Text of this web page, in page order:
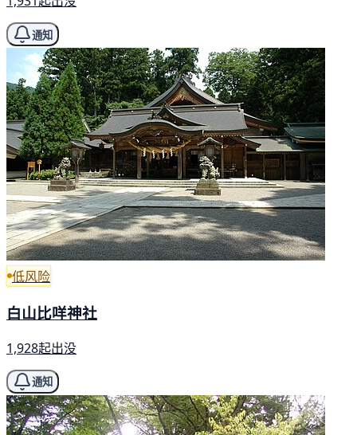
通知
低风险
白山比咩神社
1,928起出没
通知